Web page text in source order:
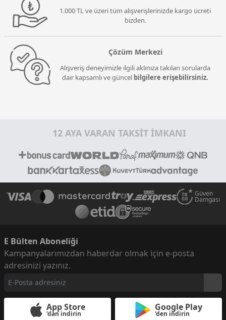
1.000 TL ve üzeri tüm alışverişlerinizde kargo ücreti
bizden.
Çözüm Merkezi
Alışveriş deneyimizle ilgili aklınıza takılan sorularda
dair kapsamlı ve güncel bilgilere erişebilirsiniz.
12 AYA VARAN TAKSİT İMKANI
Güven
Damgası
E Bülten Aboneliği
Kampanyalarımızdan haberdar olmak için e-posta
adresinizi yazınız.
App Store
'dan indirin
Google Play
'den indirin